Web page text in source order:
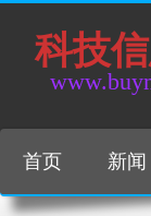
科技
首页 新闻